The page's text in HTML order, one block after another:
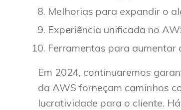
Melhorias para expandir o
Experiência unificada no
Ferramentas para
Em 2024, continuaremos
da AWS forneçam caminhos
lucratividade para o cliente.